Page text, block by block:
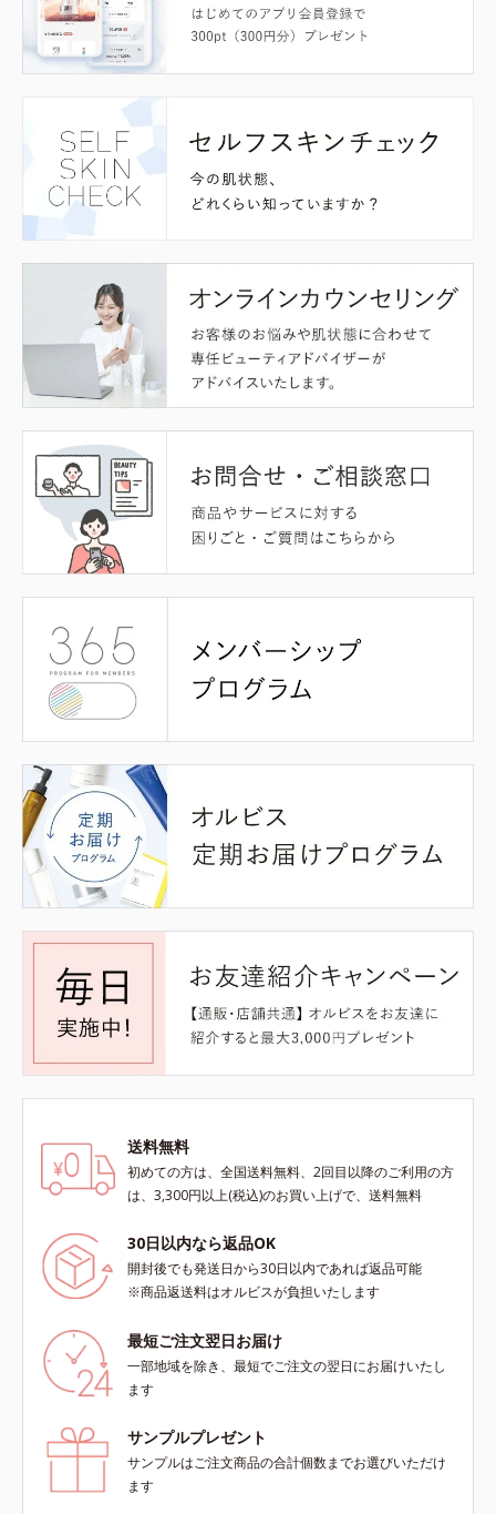
送料無料
初めての方は、全国送料無料、2回目以降のご利用の方
は、3,300円以上(税込)のお買い上げで、送料無料
30日以内なら返品OK
開封後でも発送日から30日以内であれば返品可能
※商品返送料はオルビスが負担いたします
最短ご注文翌日お届け
一部地域を除き、最短でご注文の翌日にお届けいたし
ます
サンプルプレゼント
サンプルはご注文商品の合計個数までお選びいただけ
ます